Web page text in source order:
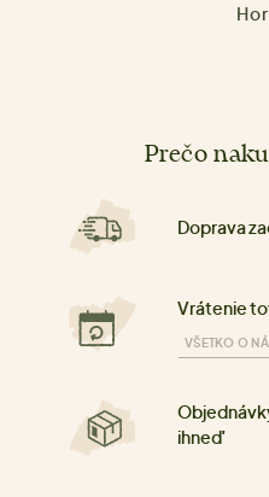
Prečo
Doprava
Vrátenie
VŠETKO O
ihneď